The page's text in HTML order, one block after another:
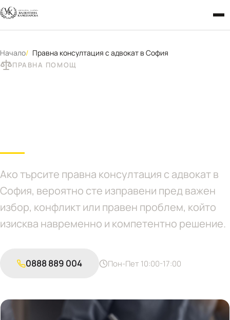
Начало Правна консултация с адвокат в София
ПРАВНА ПОМОЩ
Ако търсите правна консултация с адвокат в
София, вероятно сте изправени пред важен
избор, конфликт или правен проблем, който
изисква навременно и компетентно решение.
0888 889 004 Пон-Пет 10:00-17:00